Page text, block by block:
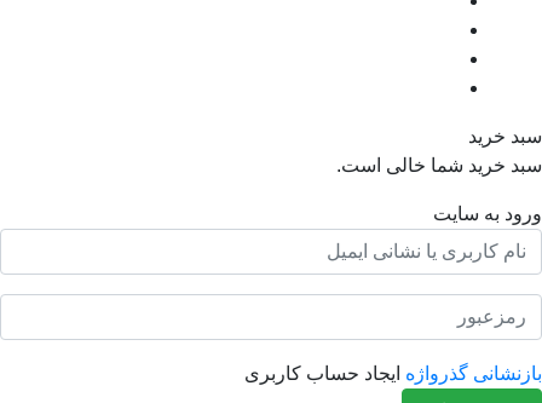
شما خالی است.
سایت
گذرواژه ایجاد حساب کاربری